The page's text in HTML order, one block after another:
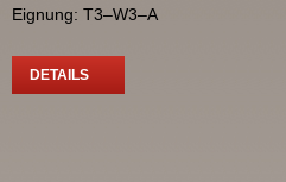
Eignung: T3–W3–A
DETAILS